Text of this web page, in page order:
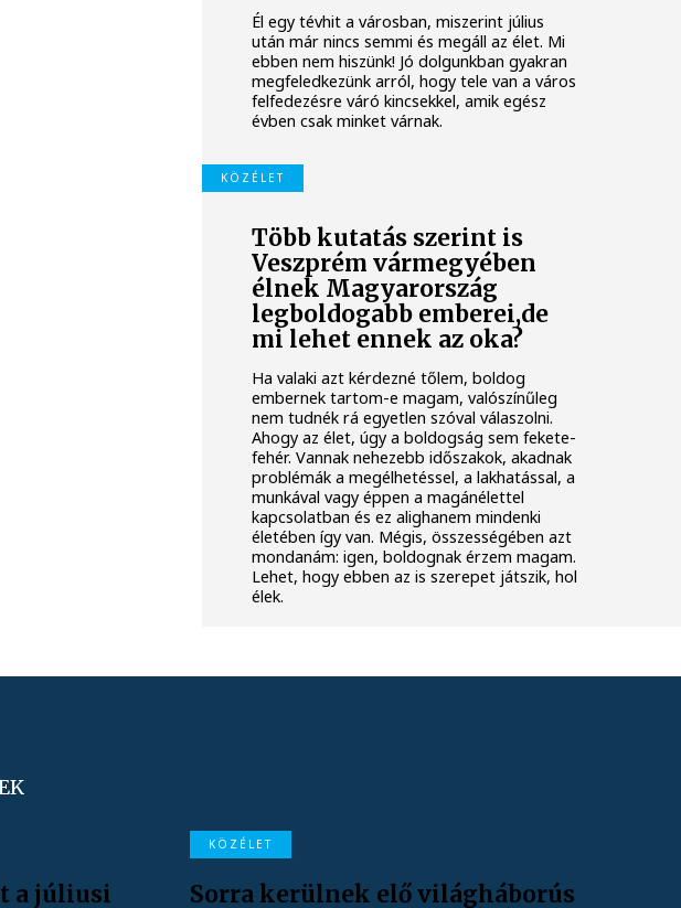
Él egy tévhit a városban, miszerint július
után már nincs semmi és megáll az élet. Mi
ebben nem hiszünk! Jó dolgunkban gyakran
megfeledkezünk arról, hogy tele van a város
felfedezésre váró kincsekkel, amik egész
évben csak minket várnak.
KÖZÉLET
Több kutatás szerint is
Veszprém vármegyében
élnek Magyarország
legboldogabb emberei,de
mi lehet ennek az oka?
Ha valaki azt kérdezné tőlem, boldog
embernek tartom-e magam, valószínűleg
nem tudnék rá egyetlen szóval válaszolni.
Ahogy az élet, úgy a boldogság sem fekete-
fehér. Vannak nehezebb időszakok, akadnak
problémák a megélhetéssel, a lakhatással, a
munkával vagy éppen a magánélettel
kapcsolatban és ez alighanem mindenki
életében így van. Mégis, összességében azt
mondanám: igen, boldognak érzem magam.
Lehet, hogy ebben az is szerepet játszik, hol
élek.
a júliusi
KÖZÉLET
Sorra kerülnek elő világháborús